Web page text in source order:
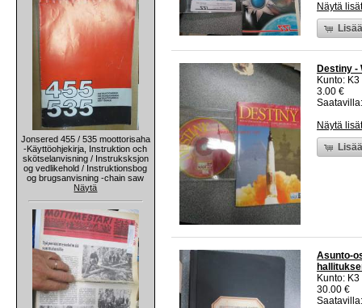
Jonsered 455 / 535 moottorisaha
-Käyttöohjekirja, Instruktion och
skötselanvisning / Instruksksjon
og vedlikehold / Instruktionsbog
og brugsanvisning -chain saw
Näytä
Näytä
Destiny -
Kunto:
3.00 €
Näytä
Asunto-
Kunto:
30.00 €